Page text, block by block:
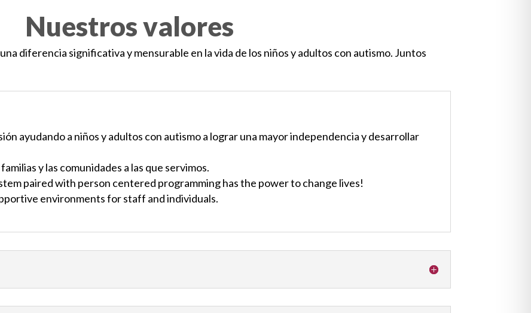
Nuestros valores
diferencia significativa y mensurable en la vida de los niños y adultos con autismo. Juntos
ayudando a niños y adultos con autismo a lograr una mayor independencia y desarrollar
y las comunidades a las que servimos.
paired with person centered programming has the power to change lives!
environments for staff and individuals.